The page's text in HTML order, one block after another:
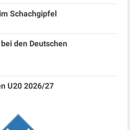
Schachgipfel
den Deutschen
U20 2026/27